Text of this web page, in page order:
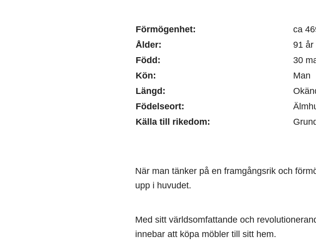
Förmögenhet:
ca
Ålder:
91 år
Född:
30
Kön:
Man
Längd:
Födelseort:
Källa till rikedom:
När man tänker på en framgångsrik och
upp i huvudet.
Med sitt världsomfattande och
innebar att köpa möbler till sitt hem.